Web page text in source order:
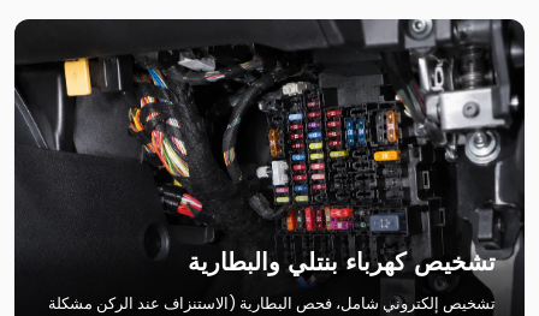
تشخيص كهرباء بنتلي والبطارية
تشخيص إلكتروني شامل، فحص البطارية (الاستنزاف عند الركن مشكلة